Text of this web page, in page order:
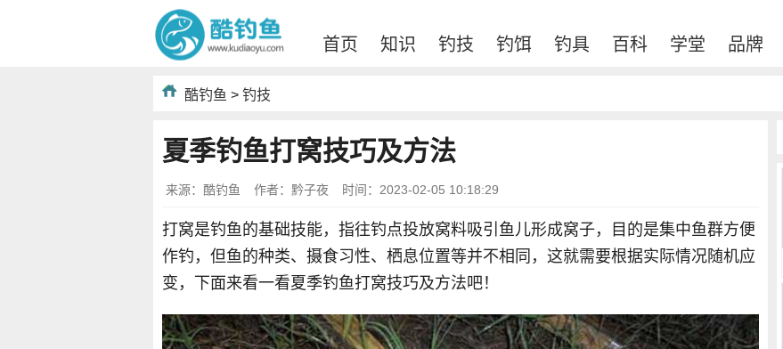
首页 知识 钓技 钓饵 钓具 百科 学堂 品牌
酷钓鱼 > 钓技
夏季钓鱼打窝技巧及方法
来源：酷钓鱼 作者：黔子夜 时间：2023-02-05 10:18:29
打窝是钓鱼的基础技能，指往钓点投放窝料吸引鱼儿形成窝子，目的是集中鱼群方便
作钓，但鱼的种类、摄食习性、栖息位置等并不相同，这就需要根据实际情况随机应
变，下面来看一看夏季钓鱼打窝技巧及方法吧！